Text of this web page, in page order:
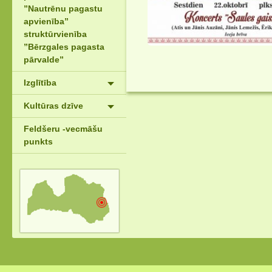
”Nautrēnu pagastu
apvienība”
struktūrvienība
”Bērzgales pagasta
pārvalde”
Izglītība
Kultūras dzīve
Feldšeru -vecmāšu
punkts